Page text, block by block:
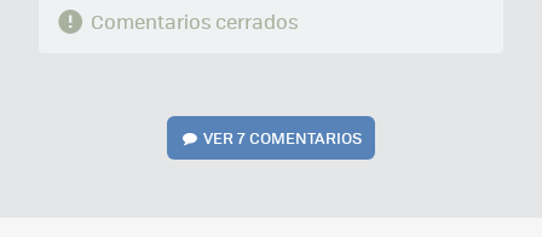
Comentarios cerrados
VER7 COMENTARIOS